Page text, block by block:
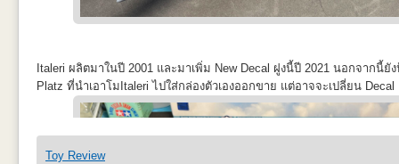
Italeri ผลิตมาในปี 2001 และมาเพิ่ม New Decal ฝูงนี้ปี 2021 นอกจากนี้ยั
Platz ที่นำเอาโมItaleri ไปใส่กล่องตัวเองออกขาย แต่อาจจะเปลี่ยน Decal
Toy Review